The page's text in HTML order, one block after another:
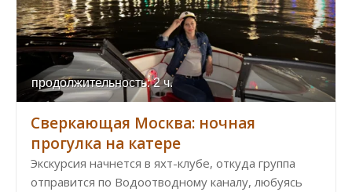
продолжительность: 2 ч.
Сверкающая Москва: ночная
прогулка на катере
Экскурсия начнется в яхт-клубе, откуда группа
отправится по Водоотводному каналу, любуясь